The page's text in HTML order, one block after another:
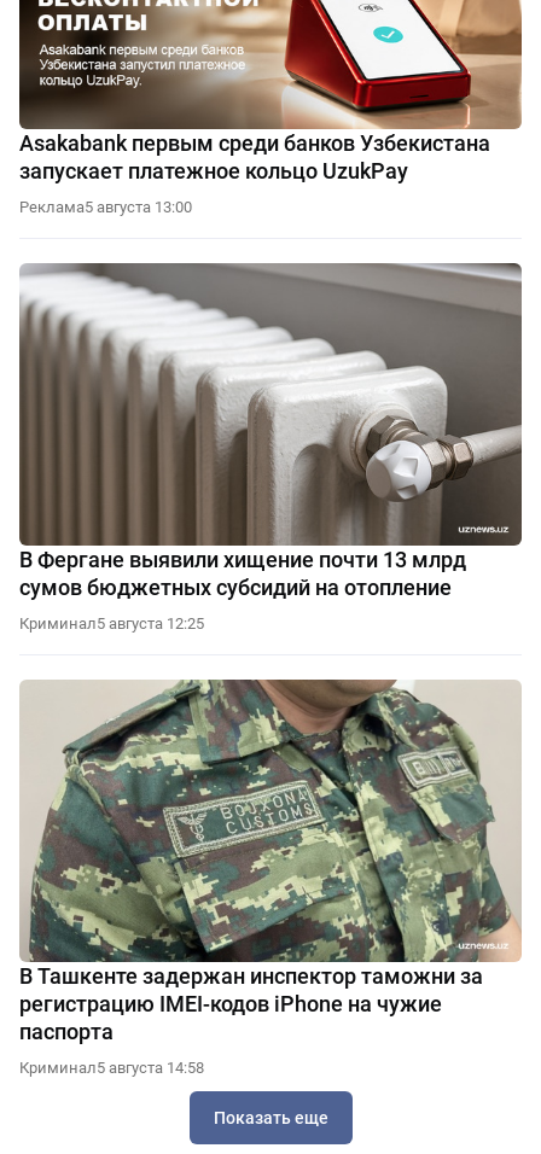
Asakabank первым среди банков Узбекистана
запускает платежное кольцо UzukPay
Реклама5 августа 13:00
В Фергане выявили хищение почти 13 млрд
сумов бюджетных субсидий на отопление
Криминал5 августа 12:25
В Ташкенте задержан инспектор таможни за
регистрацию IMEI-кодов iPhone на чужие
паспорта
Криминал5 августа 14:58
Показать еще